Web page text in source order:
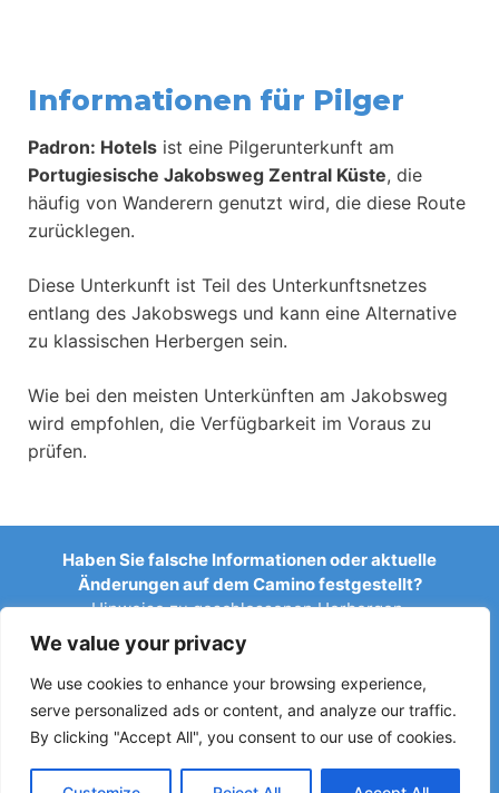
We value your privacy
We use cookies to enhance your browsing experience,
serve personalized ads or content, and analyze our traffic.
By clicking "Accept All", you consent to our use of cookies.
Informationen für Pilger
Padron: Hotels ist eine Pilgerunterkunft am
Portugiesische Jakobsweg Zentral Küste, die
häufig von Wanderern genutzt wird, die diese Route
zurücklegen.
Diese Unterkunft ist Teil des Unterkunftsnetzes
entlang des Jakobswegs und kann eine Alternative
zu klassischen Herbergen sein.
Wie bei den meisten Unterkünften am Jakobsweg
wird empfohlen, die Verfügbarkeit im Voraus zu
prüfen.
Haben Sie falsche Informationen oder aktuelle
Änderungen auf dem Camino festgestellt?
Hinweise zu geschlossenen Herbergen,
Überschwemmungen, Umleitungen, Bauarbeiten oder
anderen Änderungen helfen, den Reiseführer aktuell zu
halten.
Schreiben Sie uns an:elperegrino.online@gmail.com